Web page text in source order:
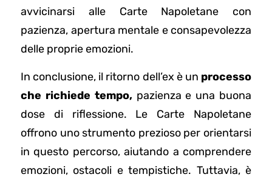
avvicinarsi alle Carte Napoletane con
pazienza, apertura mentale e consapevolezza
delle proprie emozioni.
In conclusione, il ritorno dell’ex è un processo
che richiede tempo,pazienza e una buona
dose di riflessione. Le Carte Napoletane
offrono uno strumento prezioso per orientarsi
in questo percorso, aiutando a comprendere
emozioni, ostacoli e tempistiche. Tuttavia, è